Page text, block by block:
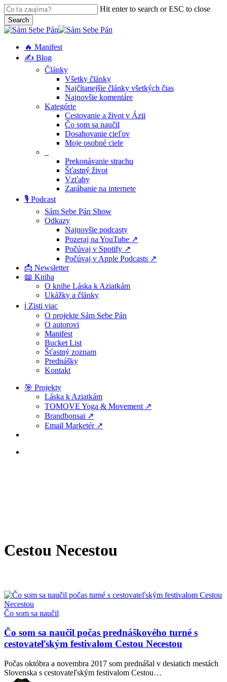
Skip
to
main
content
Hit enter to search or ESC to close
Search
Close
search
Menu
🔥 Manifest
✍️ Blog
Články
Všetky články
Najčítanejšie články všetkých čias
Najnovšie komentáre
Kategórie
Cestovanie a život v Ázii
Čo som sa naučil
Dosahovanie cieľov
Moje osobné ciele
Prekonávanie strachu
Šťastný život
Vzťahy
Zarábanie na internete
🎙️ Podcast
Sám Sebe Pán Show
Odkazy
Najnovšie podcasty
Pozeraj na YouTube ↗
Počúvaj v Spotify ↗
Počúvaj v Apple Podcasts ↗
📩 Newsletter
📖 Kniha
O knihe Láska k Aziatkám
Ukážky a články
ℹ️ Zisti viac
O projekte Sám Sebe Pán
O autorovi
Manifest
Bucket List
Šťastný zoznam
Prednášky
Kontakt
🎯 Projekty
Láska k Aziatkám
TOMOVE Yoga & Movement ↗
Brandbonsai ↗
Email Marketér ↗
Cestou Necestou
Čo
sa
naučil
počas
prednáškového
turné
s
Čo som sa naučil
Čo som sa naučil počas prednáškového turné s
cestovateľským festivalom Cestou Necestou
Počas októbra a novembra 2017 som prednášal v desiatich mestách
Slovenska s cestovateľským festivalom Cestou…